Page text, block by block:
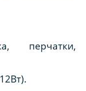
перчатки,